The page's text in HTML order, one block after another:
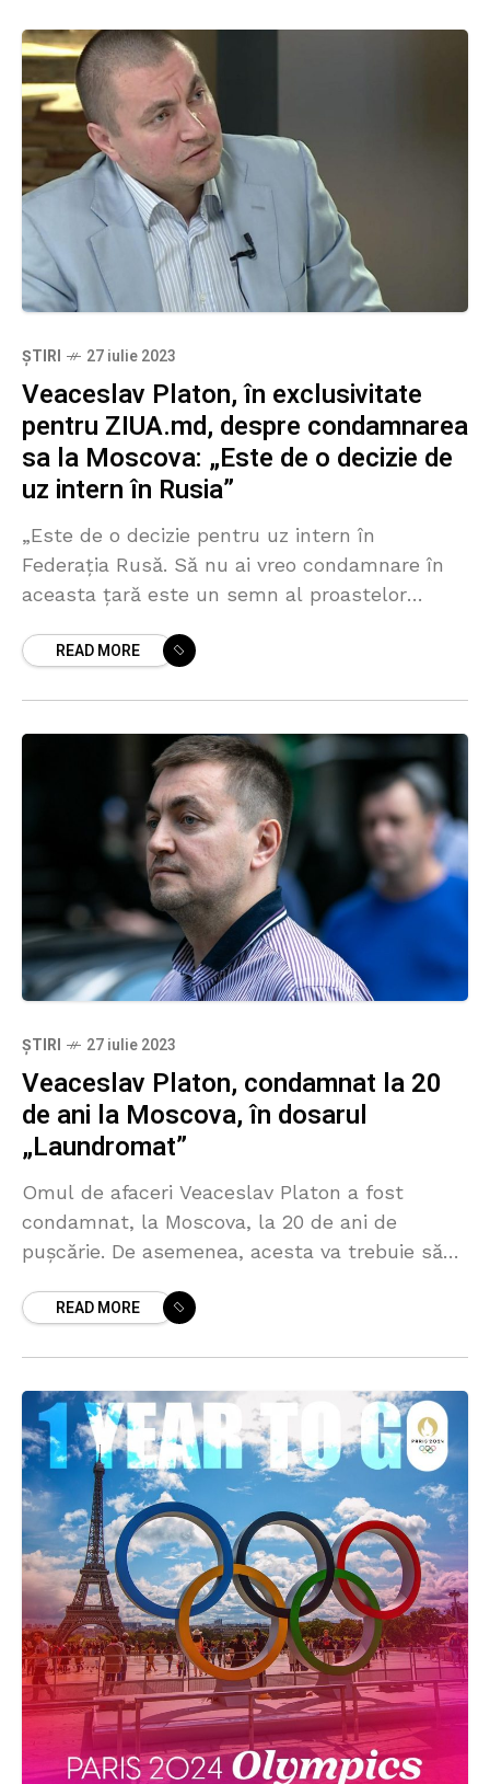
ȘTIRI 27 iulie 2023
Veaceslav Platon, în exclusivitate
pentru ZIUA.md, despre condamnarea
sa la Moscova: „Este de o decizie de
uz intern în Rusia”
„Este de o decizie pentru uz intern în
Federația Rusă. Să nu ai vreo condamnare în
aceasta țară este un semn al proastelor
READ MORE
ȘTIRI 27 iulie 2023
Veaceslav Platon, condamnat la 20
de ani la Moscova, în dosarul
„Laundromat”
Omul de afaceri Veaceslav Platon a fost
condamnat, la Moscova, la 20 de ani de
pușcărie. De asemenea, acesta va trebuie să
READ MORE